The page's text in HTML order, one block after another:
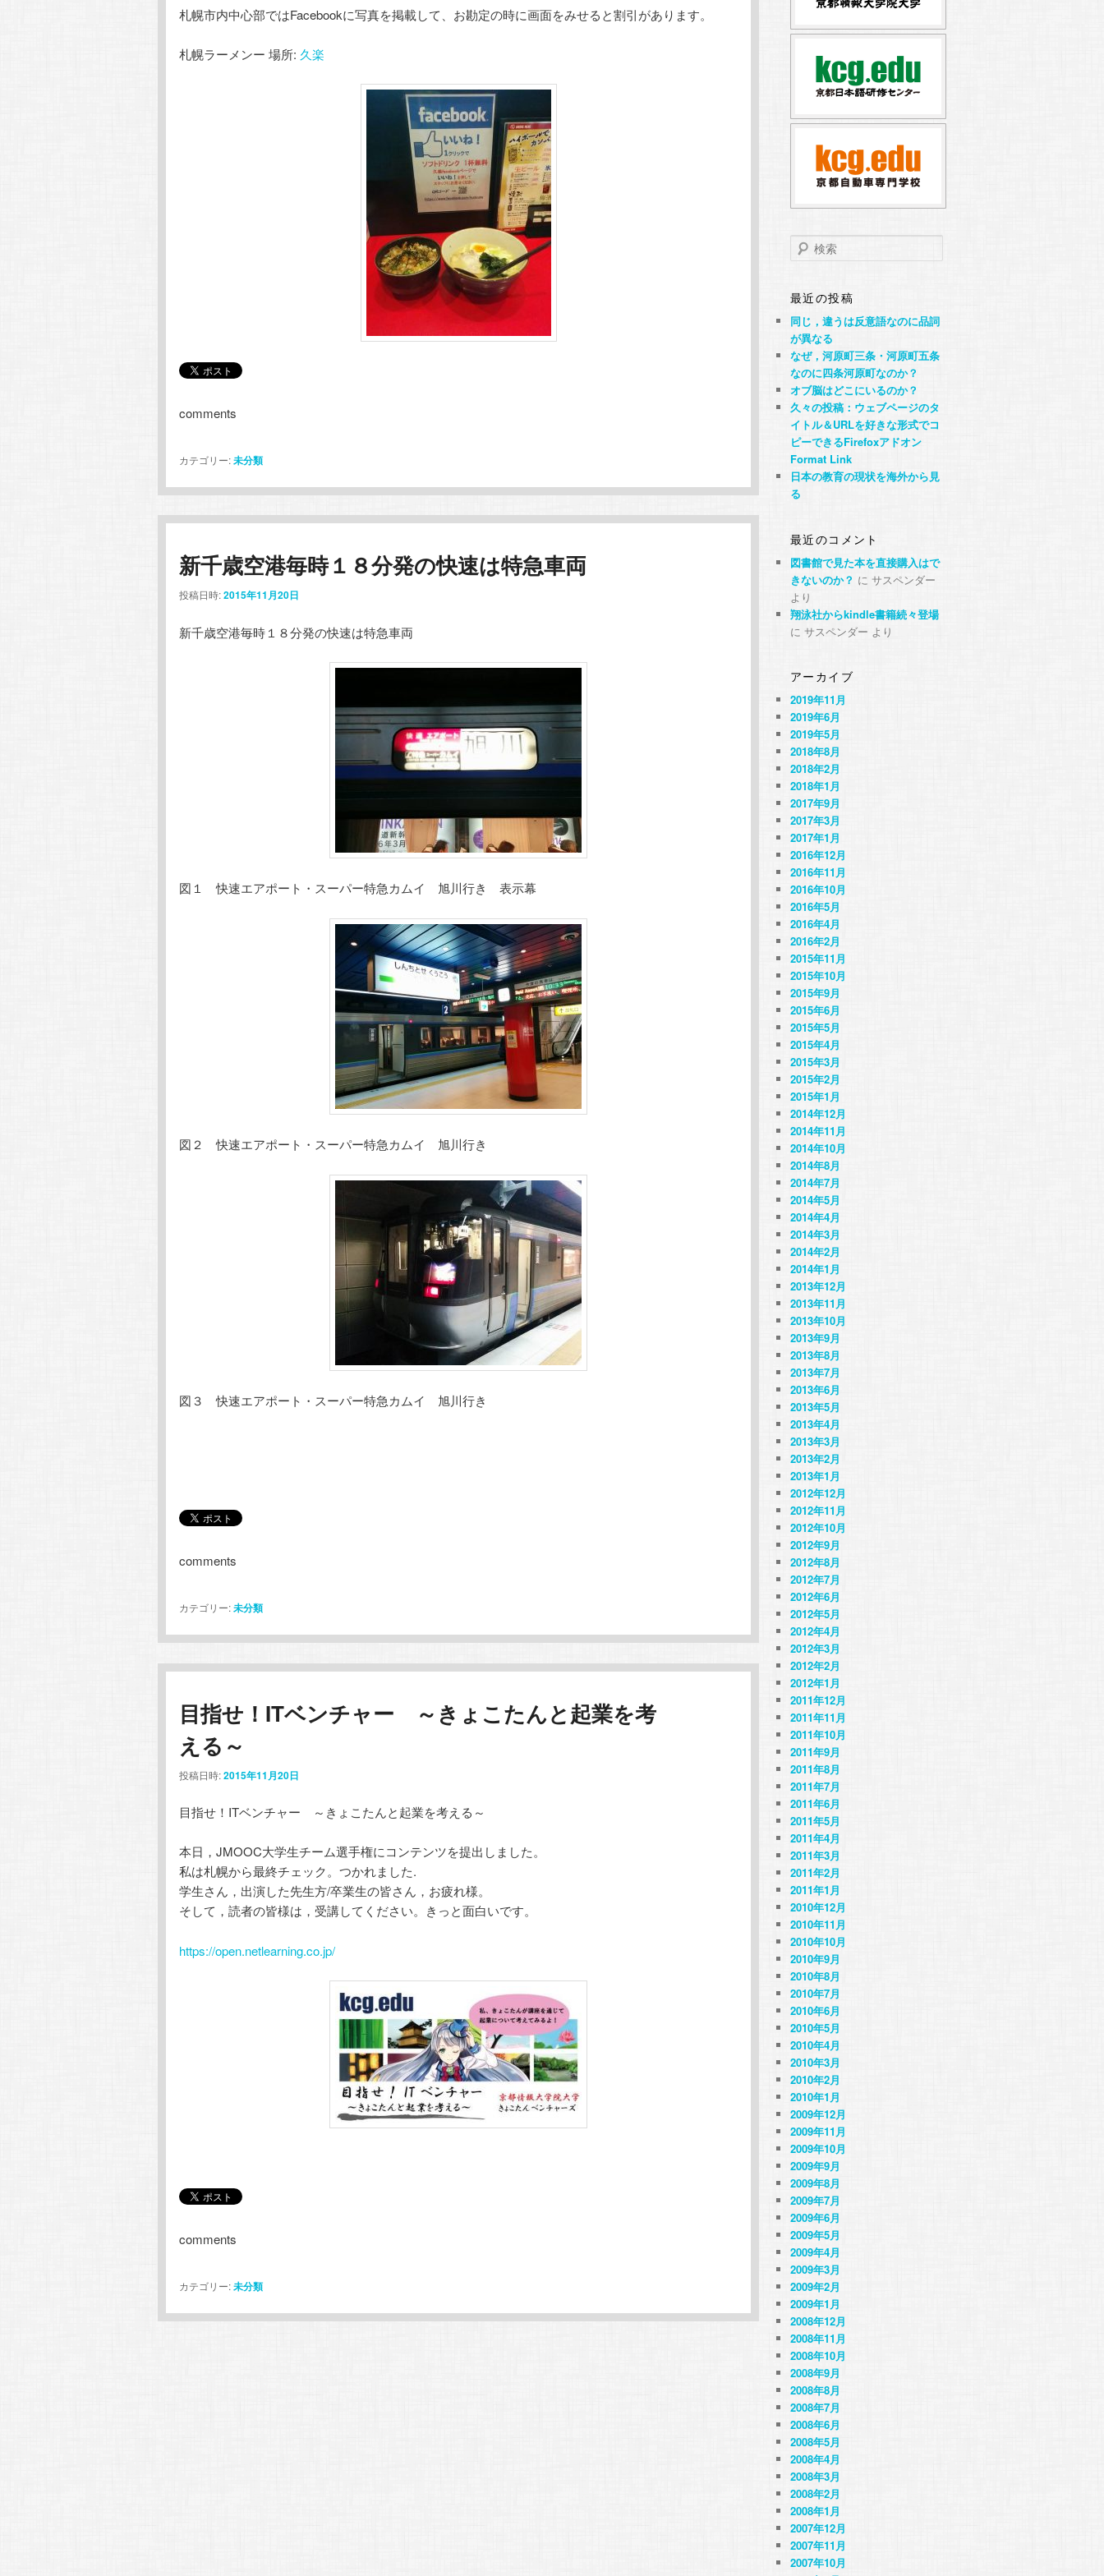
テ
ン
ン
ツ
札幌市内中心部ではFacebookに写真を掲載して、お勘定の時に画面をみせると割引があります。
札幌ラーメンー 場所: 久楽
comments
カテゴリー:未分類
新千歳空港毎時１８分発の快速は特急車両
投稿日時:2015年11月20日
新千歳空港毎時１８分発の快速は特急車両
図１ 快速エアポート・スーパー特急カムイ 旭川行き 表示幕
図２ 快速エアポート・スーパー特急カムイ 旭川行き
図３ 快速エアポート・スーパー特急カムイ 旭川行き
comments
カテゴリー:未分類
目指せ！ITベンチャー ～きょこたんと起業を考
える～
投稿日時:2015年11月20日
目指せ！ITベンチャー ～きょこたんと起業を考える～
本日，JMOOC大学生チーム選手権にコンテンツを提出しました。
私は札幌から最終チェック。つかれました.
学生さん，出演した先生方/卒業生の皆さん，お疲れ様。
そして，読者の皆様は，受講してください。きっと面白いです。
https://open.netlearning.co.jp/
comments
カテゴリー:未分類
検
索
最近の投稿
同じ，違うは反意語なのに品詞
が異なる
なぜ，河原町三条・河原町五条
なのに四条河原町なのか？
オブ脳はどこにいるのか？
久々の投稿：ウェブページのタ
イトル＆URLを好きな形式でコ
ピーできるFirefoxアドオン
Format Link
日本の教育の現状を海外から見
る
最近のコメント
図書館で見た本を直接購入はで
きないのか？ に サスペンダー
より
翔泳社からkindle書籍続々登場
に サスペンダー より
アーカイブ
2019年11月
2019年6月
2019年5月
2018年8月
2018年2月
2018年1月
2017年9月
2017年3月
2017年1月
2016年12月
2016年11月
2016年10月
2016年5月
2016年4月
2016年2月
2015年11月
2015年10月
2015年9月
2015年6月
2015年5月
2015年4月
2015年3月
2015年2月
2015年1月
2014年12月
2014年11月
2014年10月
2014年8月
2014年7月
2014年5月
2014年4月
2014年3月
2014年2月
2014年1月
2013年12月
2013年11月
2013年10月
2013年9月
2013年8月
2013年7月
2013年6月
2013年5月
2013年4月
2013年3月
2013年2月
2013年1月
2012年12月
2012年11月
2012年10月
2012年9月
2012年8月
2012年7月
2012年6月
2012年5月
2012年4月
2012年3月
2012年2月
2012年1月
2011年12月
2011年11月
2011年10月
2011年9月
2011年8月
2011年7月
2011年6月
2011年5月
2011年4月
2011年3月
2011年2月
2011年1月
2010年12月
2010年11月
2010年10月
2010年9月
2010年8月
2010年7月
2010年6月
2010年5月
2010年4月
2010年3月
2010年2月
2010年1月
2009年12月
2009年11月
2009年10月
2009年9月
2009年8月
2009年7月
2009年6月
2009年5月
2009年4月
2009年3月
2009年2月
2009年1月
2008年12月
2008年11月
2008年10月
2008年9月
2008年8月
2008年7月
2008年6月
2008年5月
2008年4月
2008年3月
2008年2月
2008年1月
2007年12月
2007年11月
2007年10月